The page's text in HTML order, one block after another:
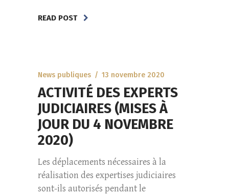
READ POST
News publiques 13 novembre 2020
ACTIVITÉ DES EXPERTS
JUDICIAIRES (MISES À
JOUR DU 4 NOVEMBRE
2020)
Les déplacements nécessaires à la
réalisation des expertises judiciaires
sont-ils autorisés pendant le